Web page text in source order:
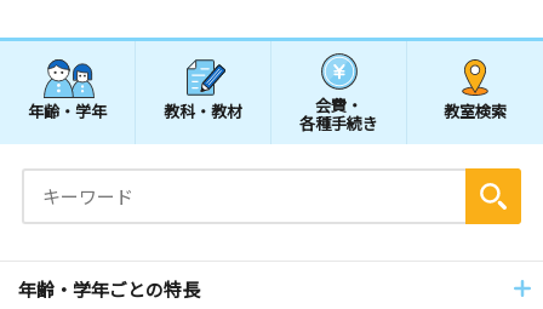
年齢・学年 教科・教材 会費・
各種手続き
教室検索
年齢・学年ごとの特長